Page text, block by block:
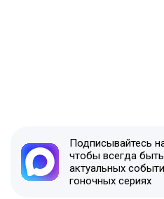
Подписывайтесь
чтобы всегда
актуальных
гоночных сериях